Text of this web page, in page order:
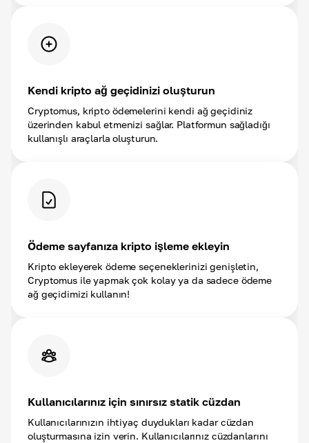
Kendi kripto ağ geçidinizi oluşturun
Cryptomus, kripto ödemelerini kendi ağ geçidiniz
üzerinden kabul etmenizi sağlar. Platformun sağladığı
kullanışlı araçlarla oluşturun.
Ödeme sayfanıza kripto işleme ekleyin
Kripto ekleyerek ödeme seçeneklerinizi genişletin,
Cryptomus ile yapmak çok kolay ya da sadece ödeme
ağ geçidimizi kullanın!
Kullanıcılarınız için sınırsız statik cüzdan
Kullanıcılarınızın ihtiyaç duydukları kadar cüzdan
oluşturmasına izin verin. Kullanıcılarınız cüzdanlarını